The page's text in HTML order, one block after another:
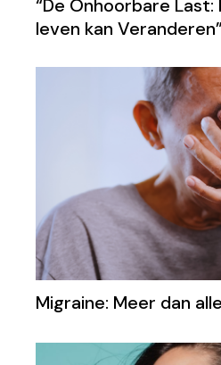
“De Onhoorbare Last:
leven kan
Migraine: Meer dan